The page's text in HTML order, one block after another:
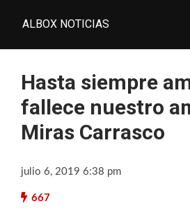
ALBOX NOTICIAS
Hasta siempre
fallece nuestro
Miras Carrasco
julio 6, 2019 6:38 pm
667